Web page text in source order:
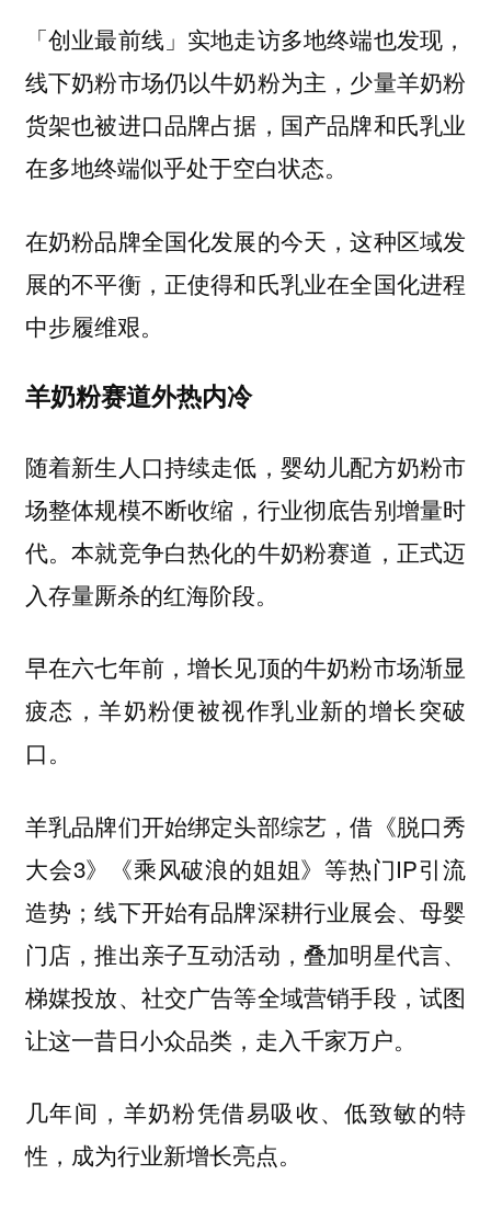
「创业最前线」实地走访多地终端也发现，
线下奶粉市场仍以牛奶粉为主，少量羊奶粉
货架也被进口品牌占据，国产品牌和氏乳业
在多地终端似乎处于空白状态。
在奶粉品牌全国化发展的今天，这种区域发
展的不平衡，正使得和氏乳业在全国化进程
中步履维艰。
羊奶粉赛道外热内冷
随着新生人口持续走低，婴幼儿配方奶粉市
场整体规模不断收缩，行业彻底告别增量时
代。本就竞争白热化的牛奶粉赛道，正式迈
入存量厮杀的红海阶段。
早在六七年前，增长见顶的牛奶粉市场渐显
疲态，羊奶粉便被视作乳业新的增长突破
口。
羊乳品牌们开始绑定头部综艺，借《脱口秀
大会3》《乘风破浪的姐姐》等热门IP引流
造势；线下开始有品牌深耕行业展会、母婴
门店，推出亲子互动活动，叠加明星代言、
梯媒投放、社交广告等全域营销手段，试图
让这一昔日小众品类，走入千家万户。
几年间，羊奶粉凭借易吸收、低致敏的特
性，成为行业新增长亮点。